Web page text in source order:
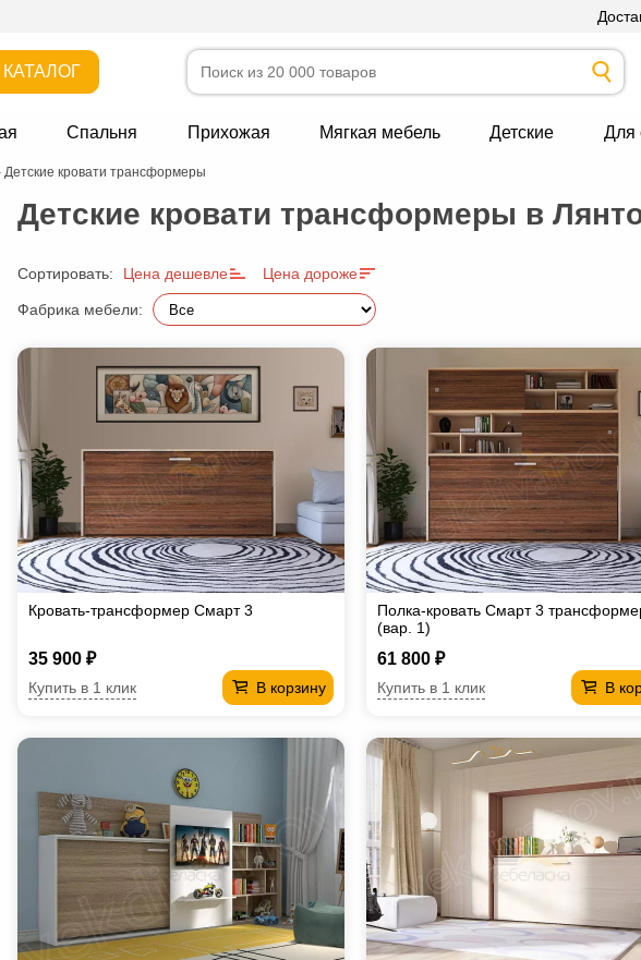
КАТАЛОГ
Спальня Прихожая Мягкая мебель Детские Для
Детские кровати трансформеры
Детские кровати трансформеры в
Сортировать: Цена дешевле Цена дороже
Фабрика мебели:
Кровать-трансформер Смарт 3
35 900 ₽
В корзину
Купить в 1 клик
Полка-кровать Смарт 3
(вар. 1)
61 800 ₽
В
Купить в 1 клик